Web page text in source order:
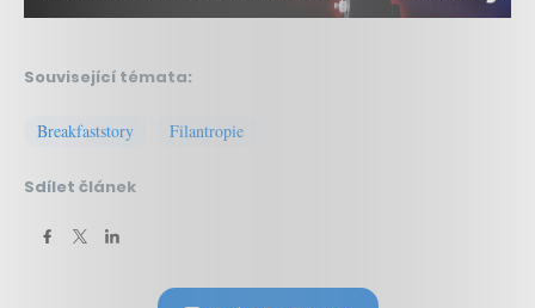
Související témata:
Breakfaststory Filantropie
Sdílet článek